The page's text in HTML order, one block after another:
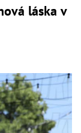
láska v